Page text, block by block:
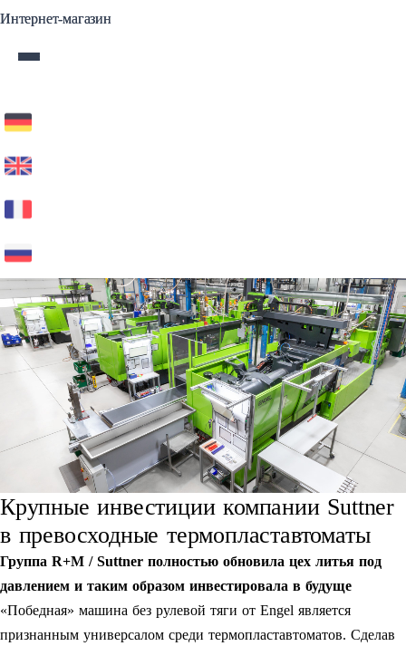
Интернет-магазин
Интернет-магазин
Крупные инвестиции компании Suttner
в превосходные термопластавтоматы
Группа R+M / Suttner полностью обновила цех литья под
давлением и таким образом инвестировала в будуще
«Победная» машина без рулевой тяги от Engel является
признанным универсалом среди термопластавтоматов. Сделав